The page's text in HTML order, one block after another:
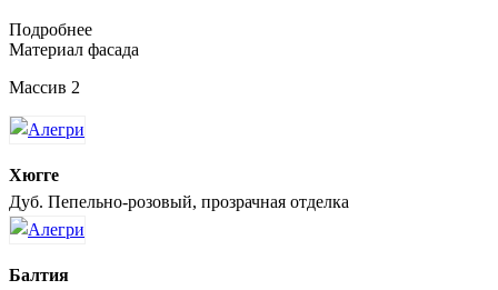
Подробнее
Материал фасада
Массив 2
Хюгге
Дуб. Пепельно-розовый, прозрачная отделка
Балтия